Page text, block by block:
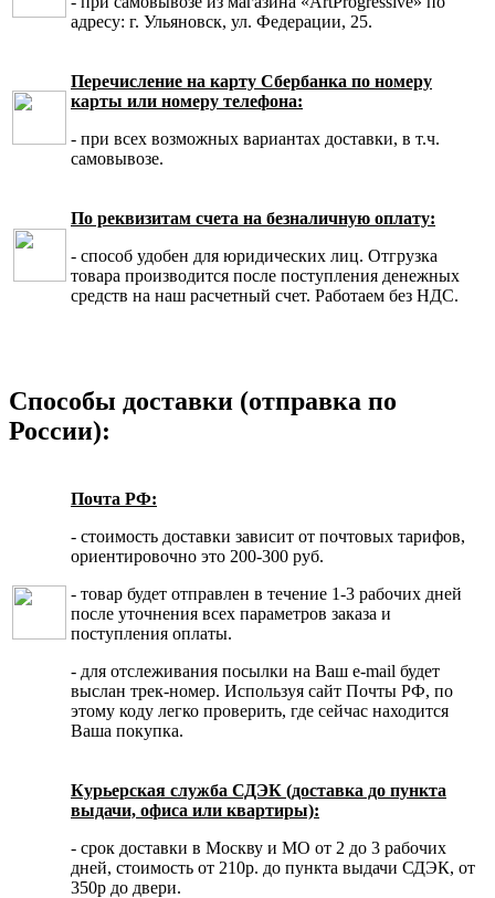
адресу: г. Ульяновск, ул. Федерации, 25.
Перечисление на карту Сбербанка по номеру
карты или номеру телефона:
- при всех возможных вариантах доставки, в т.ч.
самовывозе.
По реквизитам счета на безналичную оплату:
- способ удобен для юридических лиц. Отгрузка
товара производится после поступления денежных
средств на наш расчетный счет. Работаем без НДС.
Способы доставки (отправка по
России):
Почта РФ:
- стоимость доставки зависит от почтовых тарифов,
ориентировочно это 200-300 руб.
- товар будет отправлен в течение 1-3 рабочих дней
после уточнения всех параметров заказа и
поступления оплаты.
- для отслеживания посылки на Ваш e-mail будет
выслан трек-номер. Используя сайт Почты РФ, по
этому коду легко проверить, где сейчас находится
Ваша покупка.
Курьерская служба СДЭК (доставка до пункта
выдачи, офиса или квартиры):
- срок доставки в Москву и МО от 2 до 3 рабочих
дней, стоимость от 210р. до пункта выдачи СДЭК, от
350р до двери.